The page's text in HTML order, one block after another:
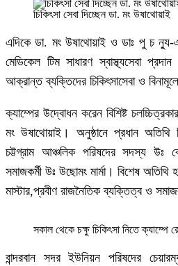
চিকিৎসা সেবা দিচ্ছেন ডা. মং উষাথোয়াই
এদিকে ডা. মং উষাথোয়াই ও ডাঃ পু চ
মেডিকেল টিম সাধারণ স্বাস্থ্যসেবা
আক্রান্ত ব্যক্তিদের চিকিৎসাসেবা ও
ক্যাম্পের উদ্বোধন করেন বিশিষ্ট
মং উষাথোয়াই। অনুষ্ঠানে প্রধান অতিথি
চট্টগ্রাম আঞ্চলিক পরিষদের সদস্য
সমাজকর্মী উঃ উছোমং মার্মা। বিশেষ
মাস্টার,প্রবীণ রাজনৈতিক ব্যক্তিত্ব ও
সকাল থেকে চক্ষু চিকিৎসা নিতে ক্যাম্পে
বান্দরবান সদর ইউনিয়ন পরিষদের